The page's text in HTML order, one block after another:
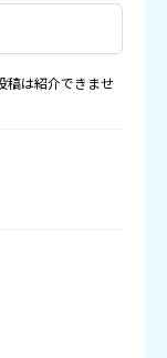
稿は紹介できませ